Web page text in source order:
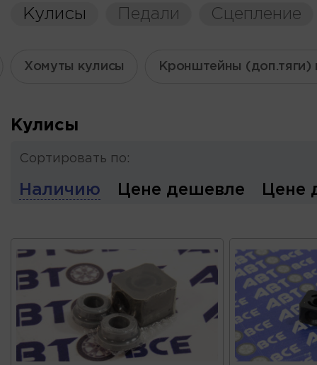
Кулисы
Педали Сцепление
Хомуты кулисы Кронштейны (доп.тяги)
Кулисы
Сортировать по:
Наличию Цене дешевле Цене